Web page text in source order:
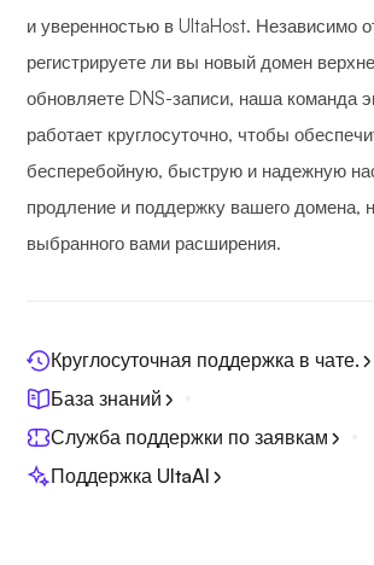
и уверенностью в UltaHost. Независимо
регистрируете ли вы новый домен
обновляете DNS-записи, наша команда
работает круглосуточно, чтобы
бесперебойную, быструю и надежную
продление и поддержку вашего домена,
выбранного вами расширения.
Круглосуточная поддержка в чате.
База знаний
Служба поддержки по заявкам
Поддержка UltaAI